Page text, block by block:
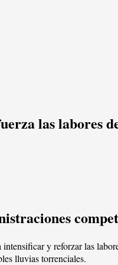
las labores
y reforzar las
lluvias torrenciales.